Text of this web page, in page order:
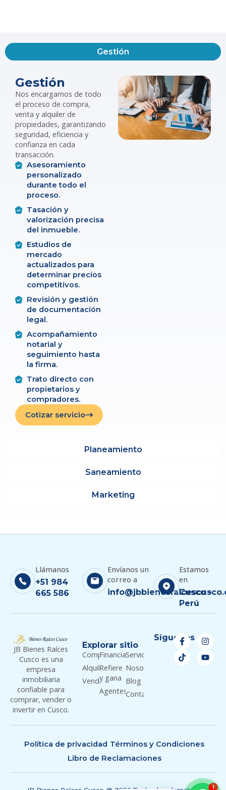
Gestión
Planeamiento
Saneamiento
Marketing
Gestión
Nos encargamos de todo
el proceso de compra,
venta y alquiler de
propiedades, garantizando
seguridad, eficiencia y
confianza en cada
transacción.
Asesoramiento
personalizado
durante todo el
proceso.
Tasación y
valorización precisa
del inmueble.
Estudios de
mercado
actualizados para
determinar precios
competitivos.
Revisión y gestión
de documentación
legal.
Acompañamiento
notarial y
seguimiento hasta
la firma.
Trato directo con
propietarios y
compradores.
Cotizar servicio
+51 984
665 586
Llámanos
Envíanos un
correo a
Cusco -
Perú
Estamos
en
JB Bienes Raíces
Cusco es una
empresa
inmobiliaria
confiable para
comprar, vender o
invertir en Cusco.
Explorar sitio
Comprar
Alquilar
Vender
Financiamiento
Refiere
y gana
Agentes
Servicios
Nosotros
Blog
Contacto
Síguenos
Política de privacidad Términos y Condiciones
Libro de Reclamaciones